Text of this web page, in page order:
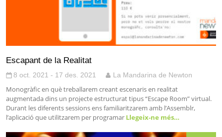
Escapant de la Realitat
8 oct. 2021 - 17 des. 2021 La Mandarina de Newton
Monogràfic en què treballarem creant escenaris en realitat
augmentada dins un projecte estructurat tipus “Escape Room” virtual.
Durant les diferents sessions ens familiaritzarem amb l’Assemblr,
l’aplicació que utilitzarem per programar Llegeix-ne més…